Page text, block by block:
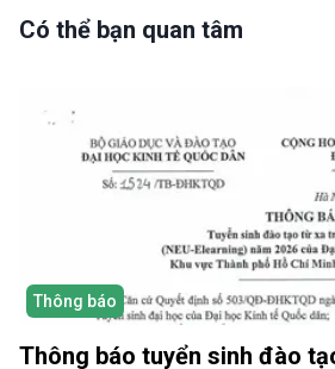
Có thể bạn quan tâm
Thông báo
Thông báo tuyển sinh đào